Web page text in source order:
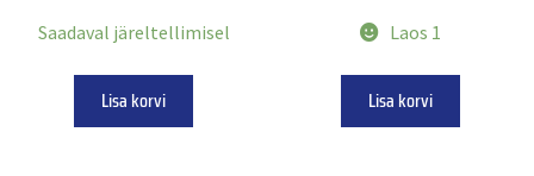
Saadaval järeltellimisel
Lisa korvi
Laos 1
Lisa korvi